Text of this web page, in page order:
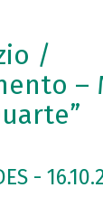
/
–
-